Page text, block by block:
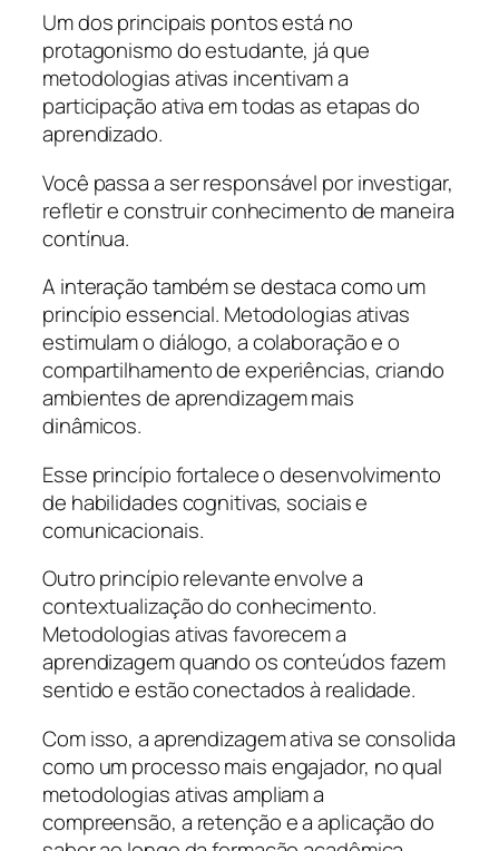
Um dos principais pontos está no
protagonismo do estudante, já que
metodologias ativas incentivam a
participação ativa em todas as etapas do
aprendizado.
Você passa a ser responsável por investigar,
refletir e construir conhecimento de maneira
contínua.
A interação também se destaca como um
princípio essencial. Metodologias ativas
estimulam o diálogo, a colaboração e o
compartilhamento de experiências, criando
ambientes de aprendizagem mais
dinâmicos.
Esse princípio fortalece o desenvolvimento
de habilidades cognitivas, sociais e
comunicacionais.
Outro princípio relevante envolve a
contextualização do conhecimento.
Metodologias ativas favorecem a
aprendizagem quando os conteúdos fazem
sentido e estão conectados à realidade.
Com isso, a aprendizagem ativa se consolida
como um processo mais engajador, no qual
metodologias ativas ampliam a
compreensão, a retenção e a aplicação do